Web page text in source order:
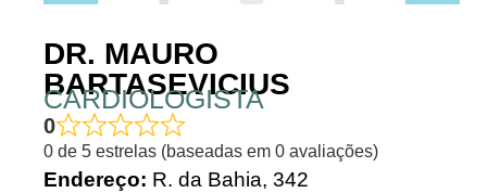
DR. MAURO
BARTASEVICIUS
CARDIOLOGISTA
0
0 de 5 estrelas (baseadas em 0 avaliações)
Endereço: R. da Bahia, 342